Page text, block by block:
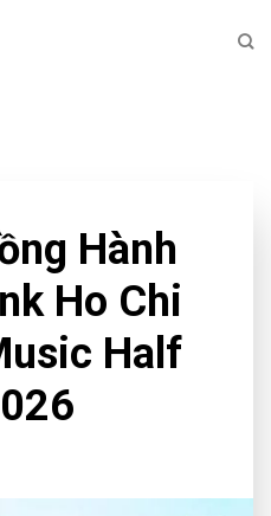
Hành
Ho Chi
Half